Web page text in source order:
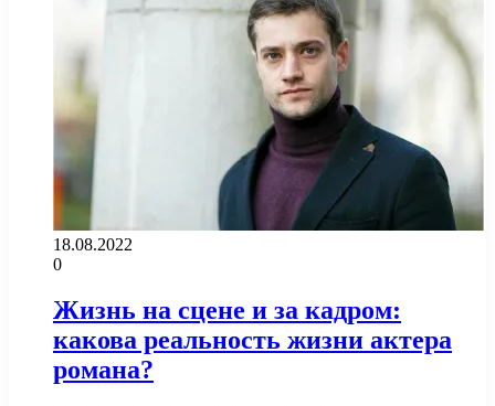
18.08.2022
0
Жизнь на сцене и за кадром:
какова реальность жизни актера
романа?